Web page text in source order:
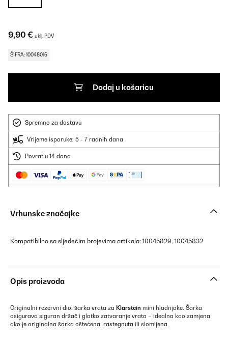
9,90 € uklj. PDV
ŠIFRA: 10048015
Dodaj u košaricu
Spremno za dostavu
Vrijeme isporuke: 5 - 7 radnih dana
Povrat u 14 dana
Vrhunske značajke
Kompatibilno sa sljedećim brojevima artikala: 10045829, 10045832
Opis proizvoda
Originalni rezervni dio: šarka vrata za Klarstein mini hladnjake. Šarka
osigurava siguran držač i glatko zatvaranje vrata – idealna kao zamjena
ako je originalna šarka oštećena, rastegnuta ili slomljena.